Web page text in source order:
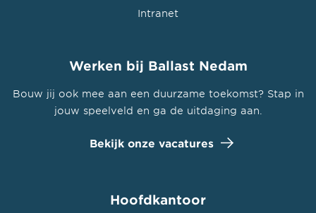
Intranet
Werken bij Ballast Nedam
Bouw jij ook mee aan een duurzame toekomst? Stap in
jouw speelveld en ga de uitdaging aan.
Bekijk onze vacatures
Hoofdkantoor